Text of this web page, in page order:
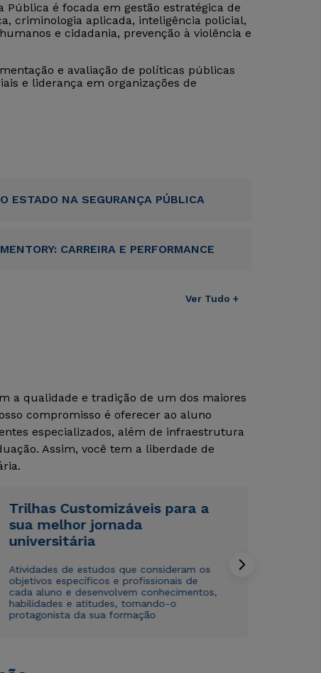
Pública é focada em gestão estratégica de
criminologia aplicada, inteligência policial,
e cidadania, prevenção à violência e
e avaliação de políticas públicas
e liderança em organizações de
O ESTADO NA SEGURANÇA PÚBLICA
MENTORY: CARREIRA E PERFORMANCE
Ver Tudo +
a qualidade e tradição de um dos maiores
compromisso é oferecer ao aluno
especializados, além de infraestrutura
Assim, você tem a liberdade de
Trilhas Customizáveis para a
sua melhor jornada
universitária
Atividades de estudos que consideram os
objetivos específicos e profissionais de
cada aluno e desenvolvem conhecimentos,
habilidades e atitudes, tornando-o
protagonista da sua formação
Rápido e fácil
WhatsApp
Rápido e fácil
WhatsApp